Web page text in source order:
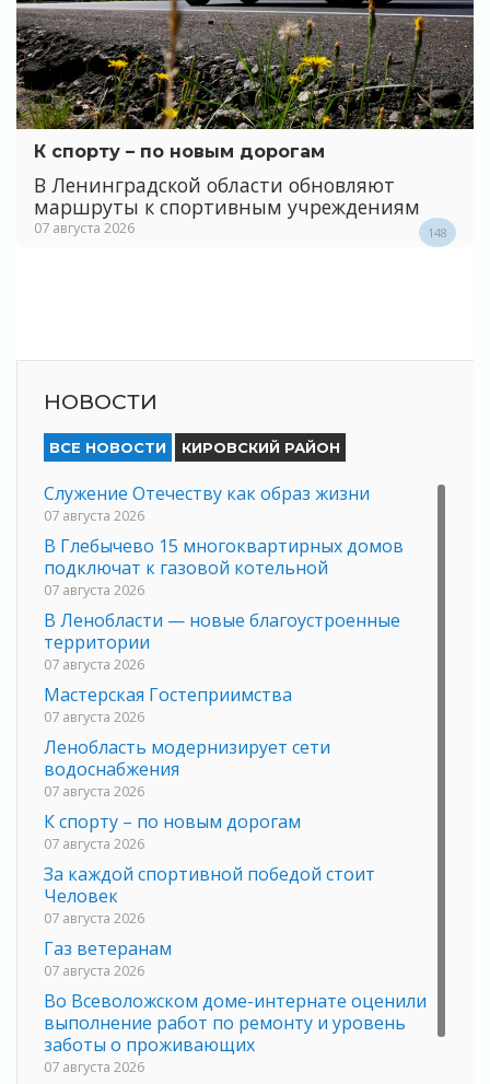
К спорту – по новым дорогам
В Ленинградской области обновляют
маршруты к спортивным учреждениям
07 августа 2026 148
НОВОСТИ
ВСЕ НОВОСТИ КИРОВСКИЙ РАЙОН
Служение Отечеству как образ жизни
07 августа 2026
В Глебычево 15 многоквартирных домов
подключат к газовой котельной
07 августа 2026
В Ленобласти — новые благоустроенные
территории
07 августа 2026
Мастерская Гостеприимства
07 августа 2026
Ленобласть модернизирует сети
водоснабжения
07 августа 2026
К спорту – по новым дорогам
07 августа 2026
За каждой спортивной победой стоит
Человек
07 августа 2026
Газ ветеранам
07 августа 2026
Во Всеволожском доме-интернате оценили
выполнение работ по ремонту и уровень
заботы о проживающих
07 августа 2026